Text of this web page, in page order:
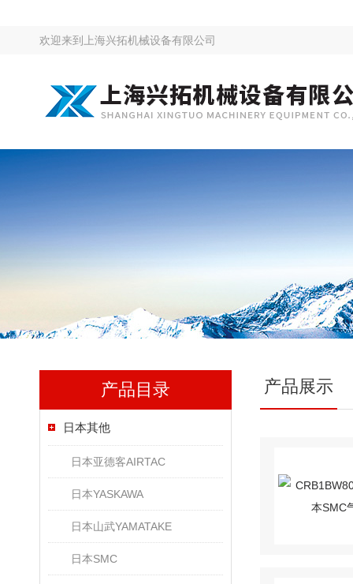
欢迎来到 上海兴拓机械设备有限公司
产品目录
日本其他
日本亚德客AIRTAC
日本YASKAWA
日本山武YAMATAKE
日本SMC
产品展示